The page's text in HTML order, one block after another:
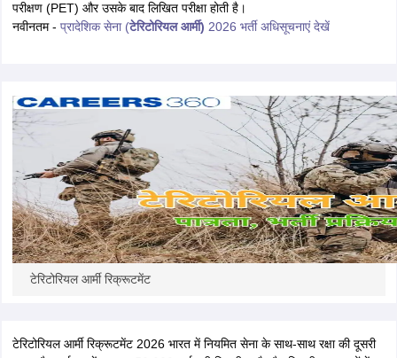
IBPS Clerk Exam Dates
IBPS RRB Exam Dates
CGL Answer key
SSC CHSL Exam Dates
Constable CutoffSSC GD Constable SyllabusSSC GD Constable
AFCAT Exam Dates
UPSC IAS Answer key
RRB NTPC Exam pattern
D Exam Centres RRB Group D Exam pattern
परीक्षण (PET) और उसके बाद लिखित परीक्षा होती है।
नवीनतम - प्रादेशिक सेना (टेरिटोरियल आर्मी) 2026 भर्ती अधिसूचनाएं देखें
टेरिटोरियल आर्मी रिक्रूटमेंट
टेरिटोरियल आर्मी रिक्रूटमेंट 2026 भारत में नियमित सेना के साथ-साथ रक्षा की दूसरी